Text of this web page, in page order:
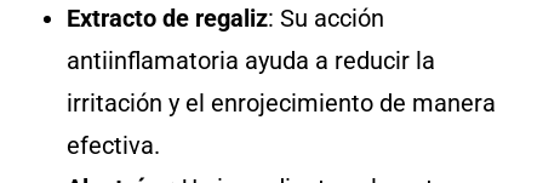
Extracto de regaliz: Su acción
antiinflamatoria ayuda a reducir la
irritación y el enrojecimiento de manera
efectiva.